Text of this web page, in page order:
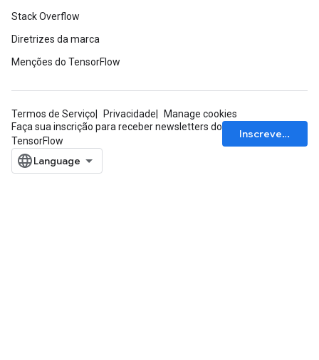
Stack Overflow
Diretrizes da marca
Menções do TensorFlow
Termos de Serviço Privacidade
Manage cookies
Faça sua inscrição para receber newsletters do
TensorFlow
Inscrever-se